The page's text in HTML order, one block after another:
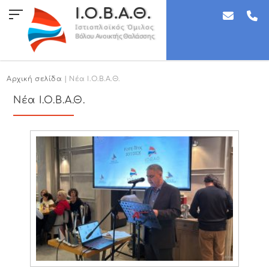
Ι.Ο.Β.Α.Θ.
Ιστιοπλοϊκός Όμιλος
Βόλου Ανοικτής Θαλάσσης
Αρχική σελίδα | Νέα Ι.Ο.Β.Α.Θ.
Νέα Ι.Ο.Β.Α.Θ.